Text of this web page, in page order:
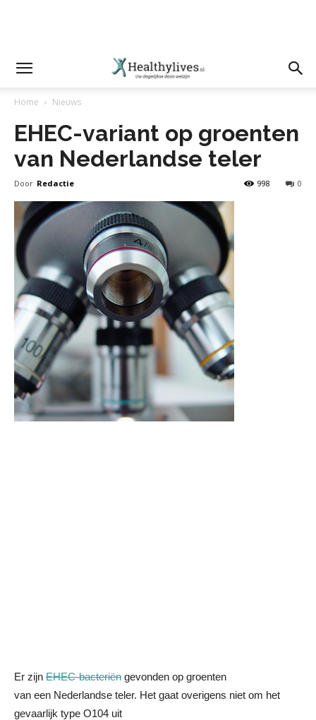
Home Nieuws
EHEC-variant op groenten
van Nederlandse teler
Door Redactie 0
998
Er zijn EHEC-bacteriën gevonden op groenten
van een Nederlandse teler. Het gaat overigens niet om het
gevaarlijk type O104 uit